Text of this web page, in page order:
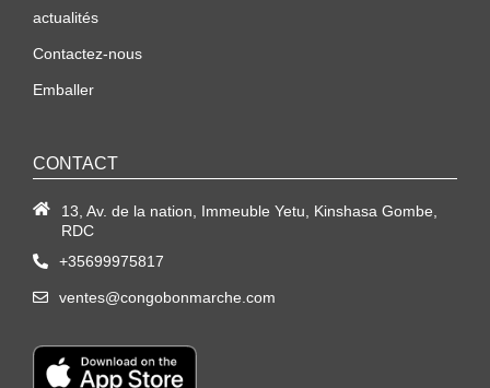
actualités
Contactez-nous
Emballer
CONTACT
13, Av. de la nation, Immeuble Yetu, Kinshasa Gombe,
RDC
+35699975817
ventes@congobonmarche.com